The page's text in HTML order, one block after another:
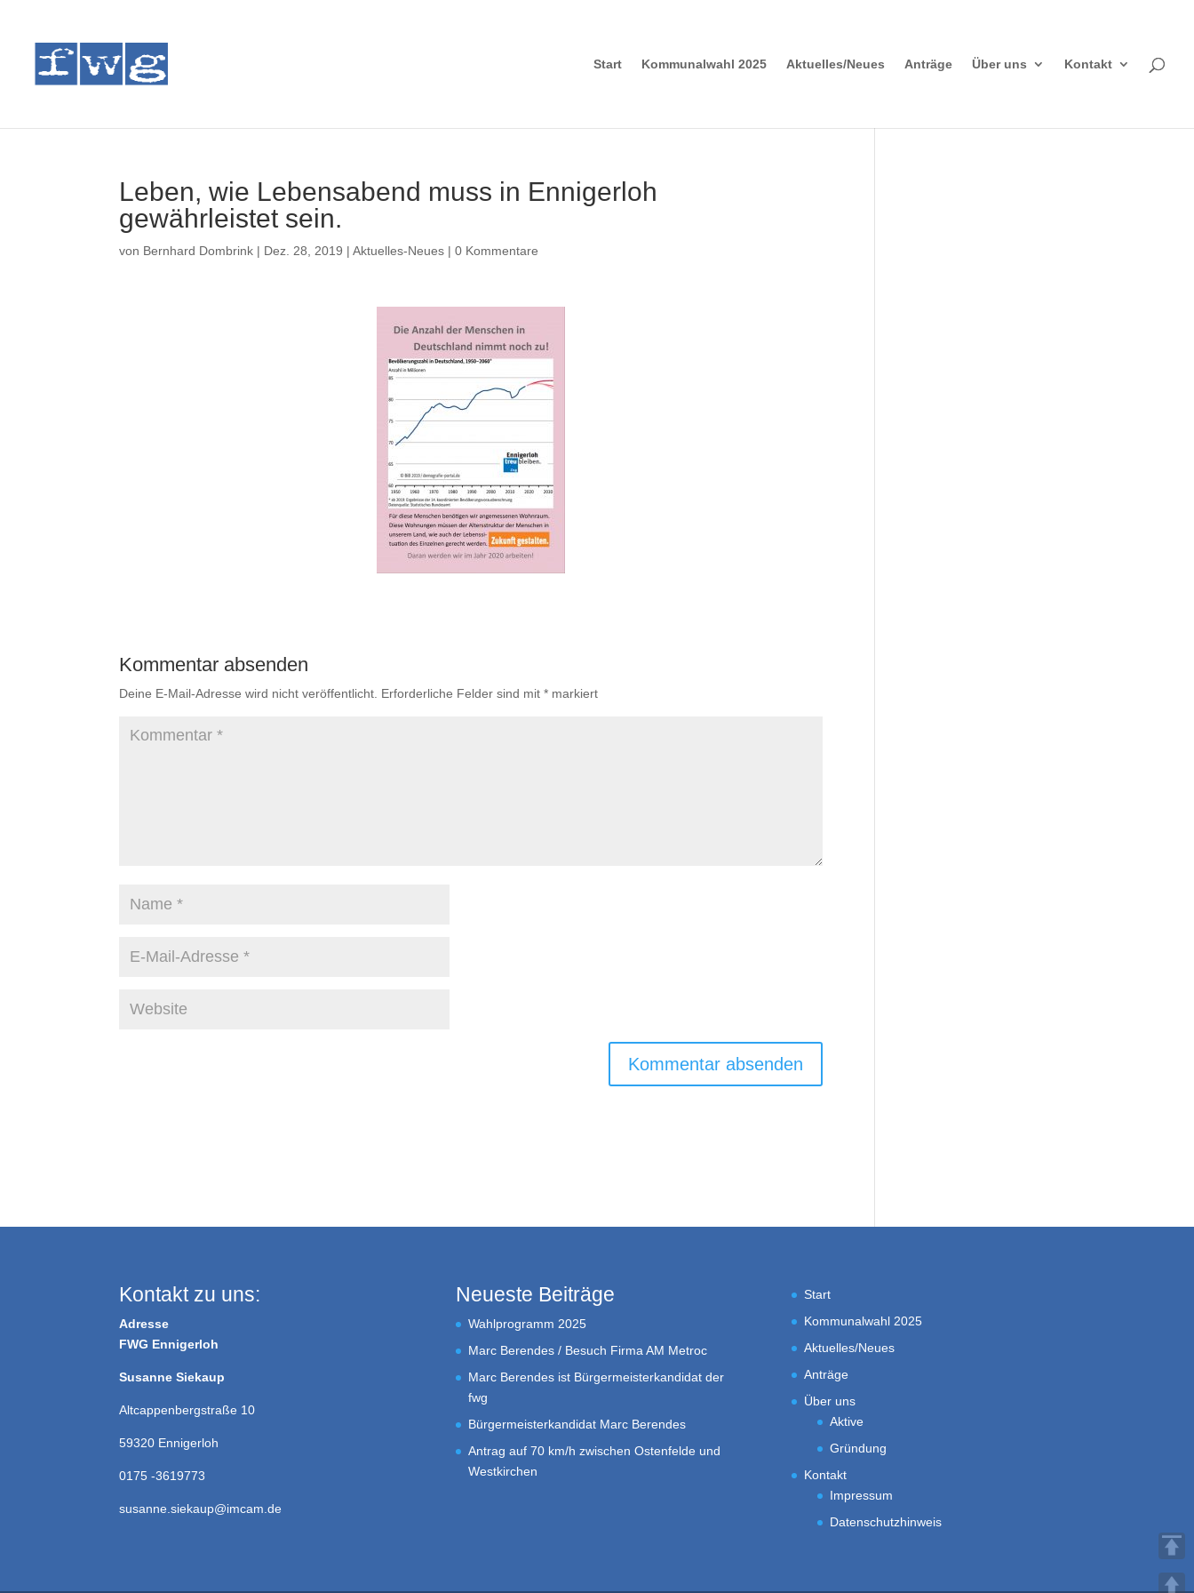
Start Kommunalwahl 2025 Aktuelles/Neues Anträge Über uns Kontakt
Leben, wie Lebensabend muss in Ennigerloh
gewährleistet sein.
von Bernhard Dombrink | Dez. 28, 2019 |Aktuelles-Neues |0 Kommentare
Kommentar absenden
Deine E-Mail-Adresse wird nicht veröffentlicht. Erforderliche Felder sind mit* markiert
Kontakt zu uns:
Adresse
FWG Ennigerloh
Susanne Siekaup
Altcappenbergstraße 10
59320 Ennigerloh
0175 -3619773
susanne.siekaup@imcam.de
Neueste Beiträge
Wahlprogramm 2025
Marc Berendes / Besuch Firma AM Metroc
Marc Berendes ist Bürgermeisterkandidat der
fwg
Bürgermeisterkandidat Marc Berendes
Antrag auf 70 km/h zwischen Ostenfelde und
Westkirchen
Start
Kommunalwahl 2025
Aktuelles/Neues
Anträge
Über uns
Aktive
Gründung
Kontakt
Impressum
Datenschutzhinweis